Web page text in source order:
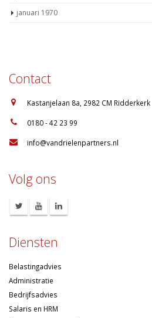
januari 1970
Contact
Kastanjelaan 8a, 2982 CM Ridderkerk
0180 - 42 23 99
info@vandrielenpartners.nl
Volg ons
Diensten
Belastingadvies
Administratie
Bedrijfsadvies
Salaris en HRM